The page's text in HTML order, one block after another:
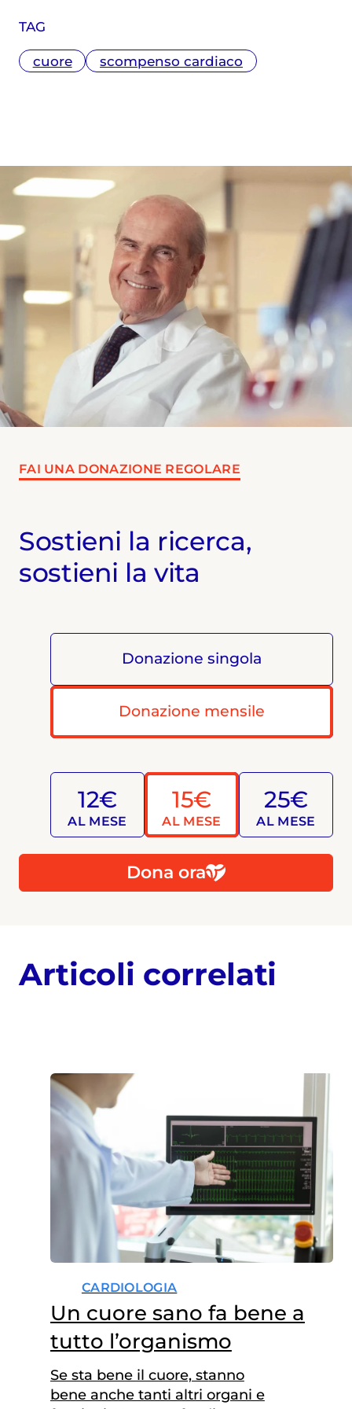
TAG
cuore scompenso cardiaco
FAI UNA DONAZIONE REGOLARE
Sostieni la ricerca,
sostieni la vita
Donazione singola
Donazione mensile
12€
AL MESE
15€
AL MESE
25€
AL MESE
Dona ora
Articoli correlati
CARDIOLOGIA
Un cuore sano fa bene a
tutto l’organismo
Se sta bene il cuore, stanno
bene anche tanti altri organi e